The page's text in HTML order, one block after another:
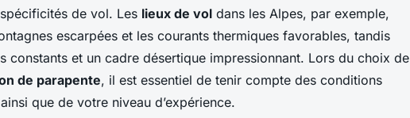
de vol. Les lieux de vol dans les Alpes, par exemple,
escarpées et les courants thermiques favorables, tandis
constants et un cadre désertique impressionnant. Lors du choix de
de parapente, il est essentiel de tenir compte des conditions
que de votre niveau d’expérience.